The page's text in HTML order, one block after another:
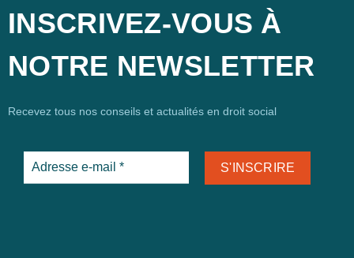
INSCRIVEZ-VOUS À
NOTRE NEWSLETTER
Recevez tous nos conseils et actualités en droit social